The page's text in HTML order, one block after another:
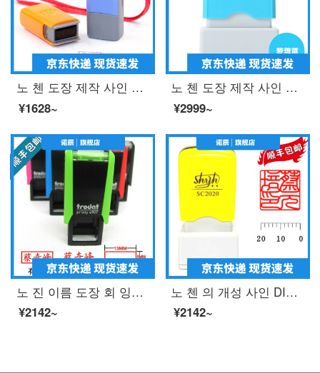
노 첸 도장 제작 사인 이름 개인 성명 도장 도장 도장 도장 도장 간호사 개인 인장 주문 제작 도장 도장 도장 도장 도장 간호사 도장 도장 케이스 색깔 랜 덤 배 송
¥1628~
노 첸 도장 제작 사인 이름 개인 성명 도장 도장 도장 도장 도장 간호사 개인 인장 주문 제작 통장 은행 도장 간호사 도장 10 x30 (mm) 파란색
¥2999~
노 진 이름 도장 회 잉크 도장 이름 도장 이름 도장 맞 춤 형 은행 개인 인장 제작 텀 블 러 드 레 드 프린트
¥2142~
노 첸 의 개성 사인 DIY 만 번 민 화 는 제 몇 년 사이 에 스 트 라 이 프 맞 춤 형 서화 장서 도장 사인 사인 사각형 20 * 20mm 개인 이름 사인 날인 제작
¥2142~